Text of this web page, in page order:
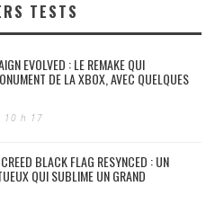
TESTS
EVOLVED : LE REMAKE QUI
DE LA XBOX, AVEC QUELQUES
10 h 17
BLACK FLAG RESYNCED : UN
QUI SUBLIME UN GRAND